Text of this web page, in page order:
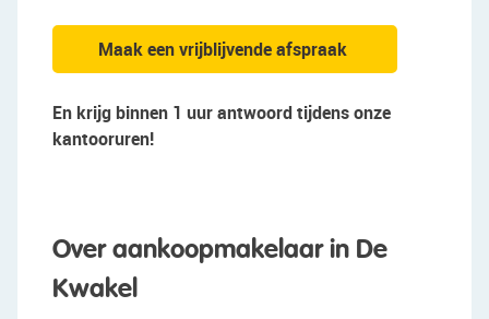
Maak een vrijblijvende afspraak
En krijg binnen 1 uur antwoord tijdens onze
kantooruren!
Over aankoopmakelaar in De
Kwakel